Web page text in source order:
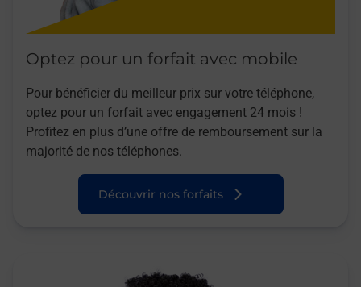
Optez pour un forfait avec mobile
Pour bénéficier du meilleur prix sur votre téléphone,
optez pour un forfait avec engagement 24 mois !
Profitez en plus d’une offre de remboursement sur la
majorité de nos téléphones.
Découvrir nos forfaits